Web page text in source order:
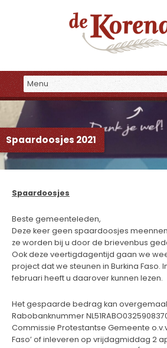
Spaardoosjes 2021
Spaardoosjes
Beste gemeenteleden,
Deze keer geen spaardoosjes
ze worden bij u door de brievenbus
Ook deze veertigdagentijd gaan we
project dat we steunen in Burkina Faso.
februari heeft u daarover kunnen lezen.
Het gespaarde bedrag kan
Rabobanknummer
Commissie Protestantse Gemeente
Faso’ of inleveren op vrijdagmiddag 2